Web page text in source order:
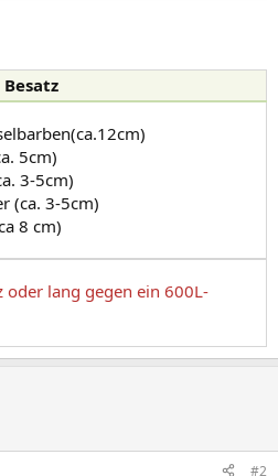
Besatz
5cm)
3-5cm)
(ca. 3-5cm)
8 cm)
oder lang gegen ein 600L-
#2